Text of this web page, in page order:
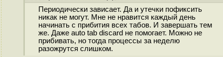
Периодически зависает. Да и утечки пофиксить
никак не могут. Мне не нравится каждый день
начинать с прибития всех табов. И завершать тем
же. Даже auto tab discard не помогает. Можно не
прибивать, но тогда процессы за неделю
разожрутся слишком.